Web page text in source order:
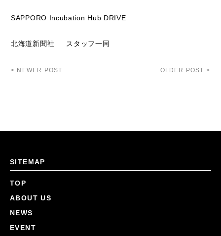
SAPPORO Incubation Hub DRIVE
北海道新聞社 スタッフ一同
< NEWER POST OLDER POST >
SITEMAP
TOP
ABOUT US
NEWS
EVENT